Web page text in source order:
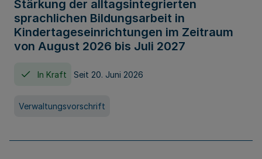
Stärkung der alltagsintegrierten
sprachlichen Bildungsarbeit in
Kindertageseinrichtungen im Zeitraum
von August 2026 bis Juli 2027
In Kraft Seit 20. Juni 2026
Verwaltungsvorschrift